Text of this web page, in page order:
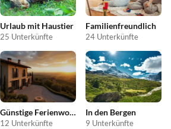
Urlaub mit Haustier
25 Unterkünfte
Familienfreundlich
24 Unterkünfte
Günstige Ferienwohnungen
12 Unterkünfte
In den Bergen
9 Unterkünfte